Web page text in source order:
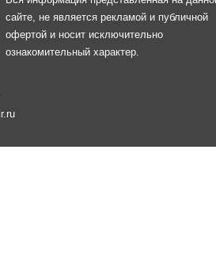
сайте, не является рекламой и публичной
офертой и носит исключительно
ознакомительный характер.